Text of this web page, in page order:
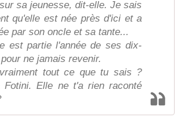
sa jeunesse, dit-elle. Je sais
qu'elle est née près d'ici et a
par son oncle et sa tante...
est partie l'année de ses dix-
ne jamais revenir.
tout ce que tu sais ?
Fotini. Elle ne t'a rien raconté